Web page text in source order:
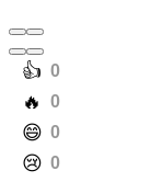
️👍 0
️🔥 0
️😄 0
️😢 0